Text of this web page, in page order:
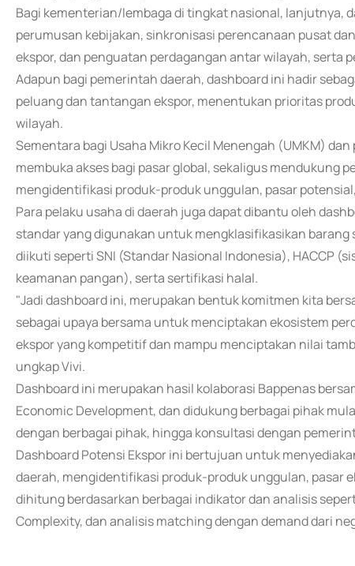
Bagi kementerian/lembaga di tingkat nasional, lanjutnya,
perumusan kebijakan, sinkronisasi perencanaan pusat
ekspor, dan penguatan perdagangan antar wilayah, serta
Adapun bagi pemerintah daerah, dashboard ini hadir
peluang dan tantangan ekspor, menentukan prioritas
wilayah.
Sementara bagi Usaha Mikro Kecil Menengah (UMKM)
membuka akses bagi pasar global, sekaligus mendukung
mengidentifikasi produk-produk unggulan, pasar
Para pelaku usaha di daerah juga dapat dibantu oleh
standar yang digunakan untuk mengklasifikasikan
diikuti seperti SNI (Standar Nasional Indonesia), HACCP
keamanan pangan), serta sertifikasi halal.
"Jadi dashboard ini, merupakan bentuk komitmen kita
sebagai upaya bersama untuk menciptakan ekosistem
ekspor yang kompetitif dan mampu menciptakan nilai
ungkap Vivi.
Dashboard ini merupakan hasil kolaborasi Bappenas
Economic Development, dan didukung berbagai pihak
dengan berbagai pihak, hingga konsultasi dengan
Dashboard Potensi Ekspor ini bertujuan untuk
daerah, mengidentifikasi produk-produk unggulan, pasar
dihitung berdasarkan berbagai indikator dan analisis
Complexity, dan analisis matching dengan demand dari